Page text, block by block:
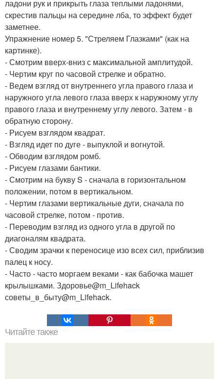
ладони рук и прикрыть глаза теплыми ладонями,
скрестив пальцы на середине лба, то эффект будет
заметнее.
Упражнение номер 5. "Стреляем Глазками" (как на
картинке).
- Смотрим вверх-вниз с максимальной амплитудой.
- Чертим круг по часовой стрелке и обратно.
- Ведем взгляд от внутреннего угла правого глаза и
наружного угла левого глаза вверх к наружному углу
правого глаза и внутреннему углу левого. Затем - в
обратную сторону.
- Рисуем взглядом квадрат.
- Взгляд идет по дуге - выпуклой и вогнутой.
- Обводим взглядом ромб.
- Рисуем глазами бантики.
- Смотрим на букву S - сначала в горизонтальном
положении, потом в вертикальном.
- Чертим глазами вертикальные дуги, сначала по
часовой стрелке, потом - против.
- Переводим взгляд из одного угла в другой по
диагоналям квадрата.
- Сводим зрачки к переносице изо всех сил, приблизив
палец к носу.
- Часто - часто моргаем веками - как бабочка машет
крылышками. Здоровье@m_Lifehack
советы_в_быту@m_Lifehack.
Читайте также